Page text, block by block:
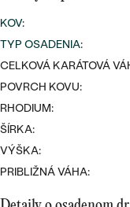
DRAHOKAM
PODĽA MATERIÁLU
ZLATO
PLATINA
STRIEBRO
S LAB
S PERLAMI
PODĽA ŠTÝLU
CENOVO
LUXUSNÉ
LUXUSNÉ
KOV:
TYP OSADENIA:
CELKOVÁ KARÁTOVÁ
POVRCH KOVU:
RHODIUM:
ŠÍRKA:
VÝŠKA:
PRIBLIŽNÁ VÁHA: